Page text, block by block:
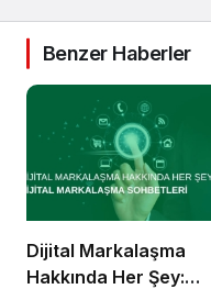
Benzer Haberler
Dijital Markalaşma
Hakkında Her Şey: